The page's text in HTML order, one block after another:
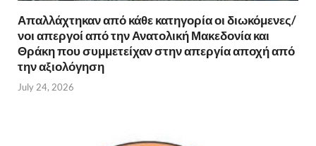
Απαλλάχτηκαν από κάθε κατηγορία οι διωκόμενες/
νοι απεργοί από την Ανατολική Μακεδονία και
Θράκη που συμμετείχαν στην απεργία αποχή από
την αξιολόγηση
July 24, 2026